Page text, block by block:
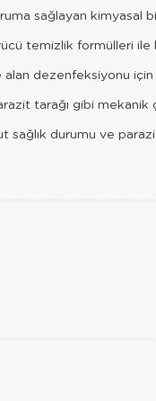
sağlayan kimyasal
temizlik formülleri ile
alan dezenfeksiyonu
tarağı gibi mekanik
sağlık durumu ve